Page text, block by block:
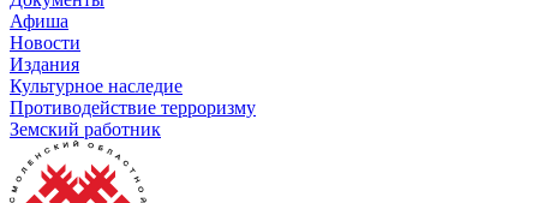
Афиша
Новости
Издания
Культурное наследие
Противодействие терроризму
Земский работник